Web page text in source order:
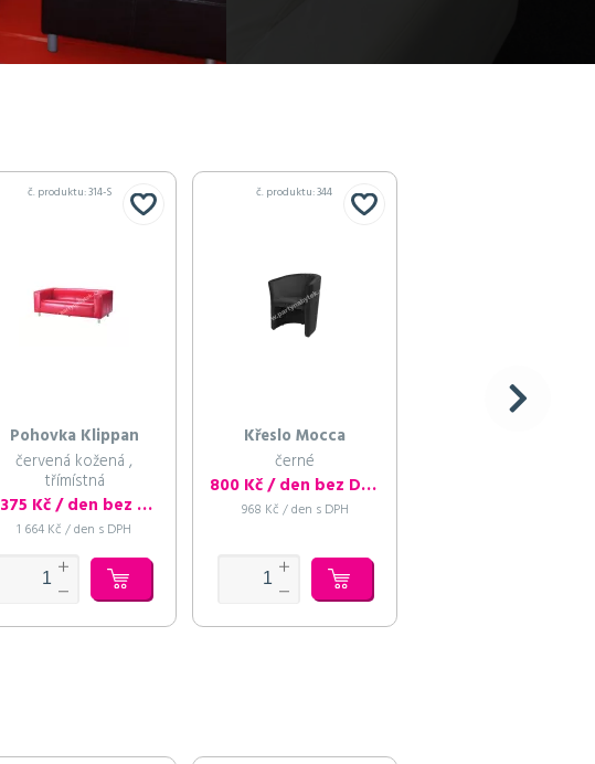
č. produktu: 314-S
Pohovka Klippan
červená kožená ,
třímístná
1 375 Kč / den bez DPH
1 664 Kč / den s DPH
č. produktu: 344
Křeslo Mocca
černé
800 Kč / den bez DPH
968 Kč / den s DPH